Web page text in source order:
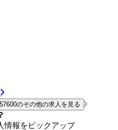
のその他の求人を見る
情報をピックアップ